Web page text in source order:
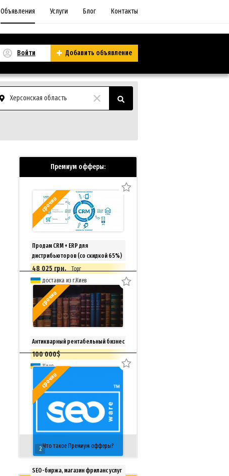
Объявления Услуги Блог Контакты
Войти Добавить объявление
Херсонская область
Премиум офферы:
срочно
Продам CRM + ERP для
дистрибьюторов (со скидкой 65%)
48 025 грн.
Торг
доставка из г.Киев
срочно
Антикварный рентабельный бизнес
100 000$
Киев
срочно
2
SEO-биржа, магазин фриланс услуг
Что такое Премиум офферы?